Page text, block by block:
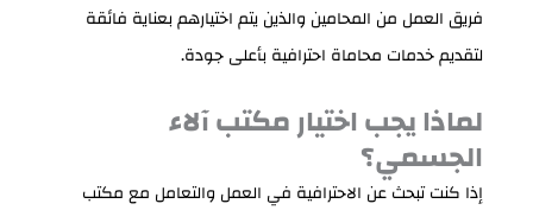
فريق العمل من المحامين والذين يتم اختيارهم بعناية فائقة
لتقديم خدمات محاماة احترافية بأعلى جودة.
لماذا يجب اختيار مكتب آلاء
الجسمي؟
إذا كنت تبحث عن الاحترافية في العمل والتعامل مع مكتب